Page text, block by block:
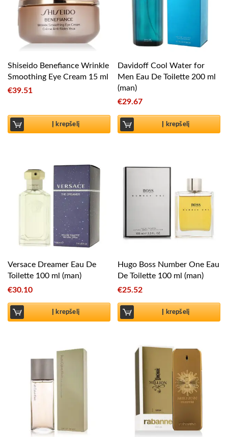
Shiseido Benefiance Wrinkle
Smoothing Eye Cream 15 ml
€39.51
Į krepšelį
Davidoff Cool Water for
Men Eau De Toilette 200 ml
(man)
€29.67
Į krepšelį
Versace Dreamer Eau De
Toilette 100 ml (man)
€30.10
Į krepšelį
Hugo Boss Number One Eau
De Toilette 100 ml (man)
€25.52
Į krepšelį